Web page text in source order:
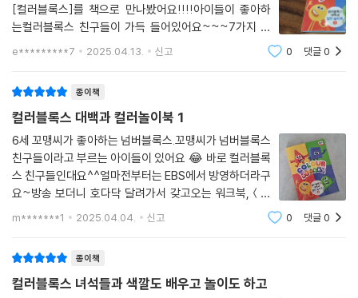
[컬러블록스]를 책으로 만나봤어요!!!!아이들이 좋아하
는컬러블록스 친구들이 가득 들어있어요~~~7가지 무
지개 색깔의 친구들이 들어 있는데요(빨강, 주황, 노랑,
e*********7 2025.04.13. 신고 0 댓글0
종이책
컬러블록스 대백과 컬러놀이북 1
6세 꼬맹씨가 좋아하는 넘버블록스.꼬맹씨가 넘버블록스
친구들이라고 부르는 아이들이 있어요 😂 바로 컬러블록
스 친구들인대요^^얼마전부터는 EBS에서 방영하더라구
요~방송 보더니 호다닥 달려가서 갖고오는 워크북,＜컬
러블록스 대백과 컬러 놀이북 1＞.엄마, 우리집에 컬러블
m*******1 2025.04.04. 신고 0 댓글0
종이책
컬러블록스 녀석들과 색깔도 배우고 놀이도 하고